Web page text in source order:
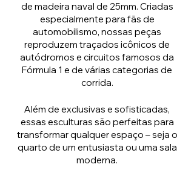
de madeira naval de 25mm. Criadas
especialmente para fãs de
automobilismo, nossas peças
reproduzem traçados icônicos de
autódromos e circuitos famosos da
Fórmula 1 e de várias categorias de
corrida.
Além de exclusivas e sofisticadas,
essas esculturas são perfeitas para
transformar qualquer espaço – seja o
quarto de um entusiasta ou uma sala
moderna.